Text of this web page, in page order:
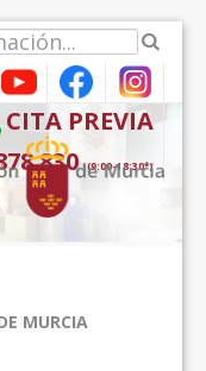
CITA PREVIA
830 (9:00-18:30*)
MURCIA